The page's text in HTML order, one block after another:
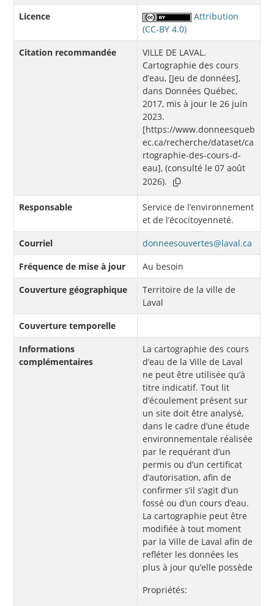
Licence
Attribution
(CC-BY 4.0)
Citation recommandée
VILLE DE LAVAL.
Cartographie des cours
d’eau, [Jeu de données],
dans Données Québec,
2017, mis à jour le 26 juin
2023.
[https://www.donneesqueb
ec.ca/recherche/dataset/ca
rtographie-des-cours-d-
eau], (consulté le 07 août
2026).
Responsable
Service de l’environnement
et de l’écocitoyenneté.
Courriel
donneesouvertes@laval.ca
Fréquence de mise à jour
Au besoin
Couverture géographique
Territoire de la ville de
Laval
Couverture temporelle
Informations
complémentaires
La cartographie des cours
d’eau de la Ville de Laval
ne peut être utilisée qu’à
titre indicatif. Tout lit
d’écoulement présent sur
un site doit être analysé,
dans le cadre d’une étude
environnementale réalisée
par le requérant d’un
permis ou d’un certificat
d’autorisation, afin de
confirmer s’il s’agit d’un
fossé ou d’un cours d’eau.
La cartographie peut être
modifiée à tout moment
par la Ville de Laval afin de
refléter les données les
plus à jour qu’elle possède
Propriétés: